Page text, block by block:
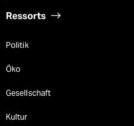
Ressorts
Politik
Öko
Gesellschaft
Kultur